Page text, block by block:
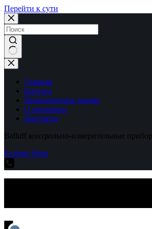
Перейти к сути
Ничего
не
найденоГлавная
Каталог
Выполненные заказы
О компании
Контакты
Balluff контрольно-измерительные
Explore Shop